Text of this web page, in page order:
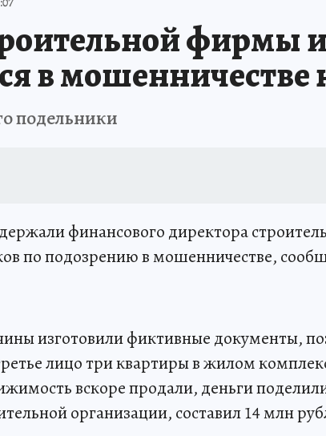
фирмы
в мошенничестве
подельники
финансового директора
по подозрению в мошенничестве,
изготовили фиктивные документы,
лицо три квартиры в жилом
вскоре продали, деньги
организации, составил 14 млн